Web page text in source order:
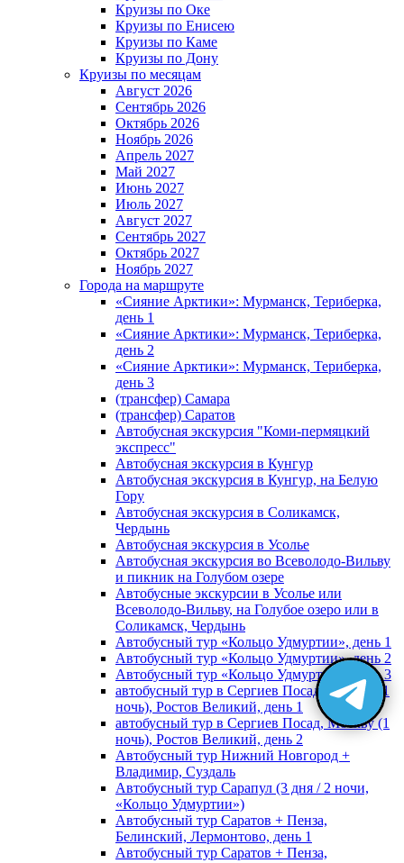
Круизы по Оке
Круизы по Енисею
Круизы по Каме
Круизы по Дону
Круизы по месяцам
Август 2026
Сентябрь 2026
Октябрь 2026
Ноябрь 2026
Апрель 2027
Май 2027
Июнь 2027
Июль 2027
Август 2027
Сентябрь 2027
Октябрь 2027
Ноябрь 2027
Города на маршруте
«Сияние Арктики»: Мурманск, Териберка,
день 1
«Сияние Арктики»: Мурманск, Териберка,
день 2
«Сияние Арктики»: Мурманск, Териберка,
день 3
(трансфер) Самара
(трансфер) Саратов
Автобусная экскурсия "Коми-пермяцкий
экспресс"
Автобусная экскурсия в Кунгур
Автобусная экскурсия в Кунгур, на Белую
Гору
Автобусная экскурсия в Соликамск,
Чердынь
Автобусная экскурсия в Усолье
Автобусная экскурсия во Всеволодо-Вильву
и пикник на Голубом озере
Автобусные экскурсии в Усолье или
Всеволодо-Вильву, на Голубое озеро или в
Соликамск, Чердынь
Автобусный тур «Кольцо Удмуртии», день 1
Автобусный тур «Кольцо Удмуртии», день 2
Автобусный тур «Кольцо Удмуртии», день 3
автобусный тур в Сергиев Посад, Москву (1
ночь), Ростов Великий, день 1
автобусный тур в Сергиев Посад, Москву (1
ночь), Ростов Великий, день 2
Автобусный тур Нижний Новгород +
Владимир, Суздаль
Автобусный тур Сарапул (3 дня / 2 ночи,
«Кольцо Удмуртии»)
Автобусный тур Саратов + Пенза,
Белинский, Лермонтово, день 1
Автобусный тур Саратов + Пенза,